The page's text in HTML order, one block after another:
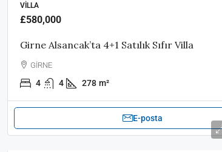
VILLA
£580,000
Girne Alsancak’ta 4+1 Satılık Sıfır Villa
GİRNE
4 4 278 m²
E-posta